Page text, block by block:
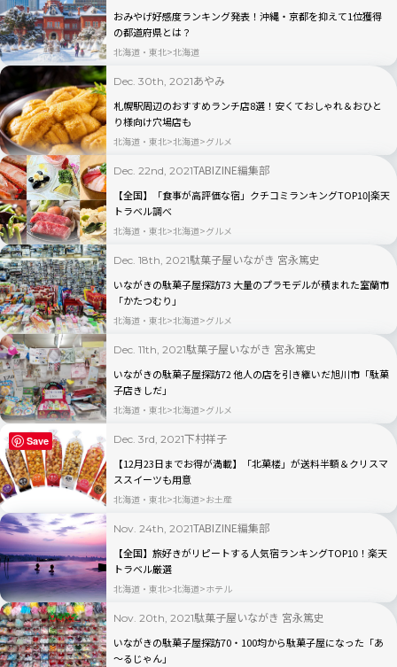
おみやげ好感度ランキング発表！沖縄・京都を抑えて1位獲得
の都道府県とは？
北海道・東北 北海道
Dec. 30th, 2021あやみ
札幌駅周辺のおすすめランチ店8選！安くておしゃれ＆おひと
り様向け穴場店も
北海道・東北 北海道 グルメ
Dec. 22nd, 2021TABIZINE編集部
【全国】「食事が高評価な宿」クチコミランキングTOP10|楽天
トラベル調べ
北海道・東北 北海道 グルメ
Dec. 18th, 2021駄菓子屋いながき 宮永篤史
いながきの駄菓子屋探訪73 大量のプラモデルが積まれた室蘭市
「かたつむり」
北海道・東北 北海道 グルメ
Dec. 11th, 2021駄菓子屋いながき 宮永篤史
いながきの駄菓子屋探訪72 他人の店を引き継いだ旭川市「駄菓
子店きしだ」
北海道・東北 北海道 グルメ
Dec. 3rd, 2021下村祥子
【12月23日までお得が満載】「北菓楼」が送料半額＆クリスマ
ススイーツも用意
北海道・東北 北海道 お土産
Nov. 24th, 2021TABIZINE編集部
【全国】旅好きがリピートする人気宿ランキングTOP10！楽天
トラベル厳選
北海道・東北 北海道 ホテル
Nov. 20th, 2021駄菓子屋いながき 宮永篤史
いながきの駄菓子屋探訪70・100均から駄菓子屋になった「あ
～るじゃん」
Save